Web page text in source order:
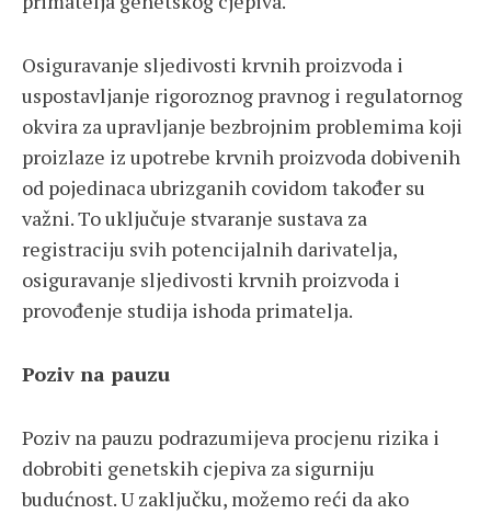
Osiguravanje sljedivosti krvnih proizvoda i
uspostavljanje rigoroznog pravnog i regulatornog
okvira za upravljanje bezbrojnim problemima koji
proizlaze iz upotrebe krvnih proizvoda dobivenih
od pojedinaca ubrizganih covidom također su
važni. To uključuje stvaranje sustava za
registraciju svih potencijalnih darivatelja,
osiguravanje sljedivosti krvnih proizvoda i
provođenje studija ishoda primatelja.
Poziv na pauzu
Poziv na pauzu podrazumijeva procjenu rizika i
dobrobiti genetskih cjepiva za sigurniju
budućnost. U zaključku, možemo reći da ako